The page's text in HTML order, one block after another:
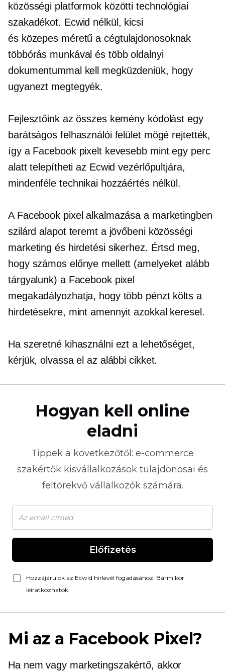
közösségi platformok közötti technológiai
szakadékot. Ecwid nélkül, kicsi
és közepes méretű a cégtulajdonosoknak
többórás munkával és több oldalnyi
dokumentummal kell megküzdeniük, hogy
ugyanezt megtegyék.
Fejlesztőink az összes kemény kódolást egy
barátságos felhasználói felület mögé rejtették,
így a Facebook pixelt kevesebb mint egy perc
alatt telepítheti az Ecwid vezérlőpultjára,
mindenféle technikai hozzáértés nélkül.
A Facebook pixel alkalmazása a marketingben
szilárd alapot teremt a jövőbeni közösségi
marketing és hirdetési sikerhez. Értsd meg,
hogy számos előnye mellett (amelyeket alább
tárgyalunk) a Facebook pixel
megakadályozhatja, hogy több pénzt költs a
hirdetésekre, mint amennyit azokkal keresel.
Ha szeretné kihasználni ezt a lehetőséget,
kérjük, olvassa el az alábbi cikket.
Hogyan kell online
eladni
Tippek a következőtől: e-commerce
szakértők kisvállalkozások tulajdonosai és
feltörekvő vállalkozók számára.
Előfizetés
Hozzájárulok az Ecwid hírlevél fogadásához. Bármikor
leiratkozhatok.
Mi az a Facebook Pixel?
Ha nem vagy marketingszakértő, akkor